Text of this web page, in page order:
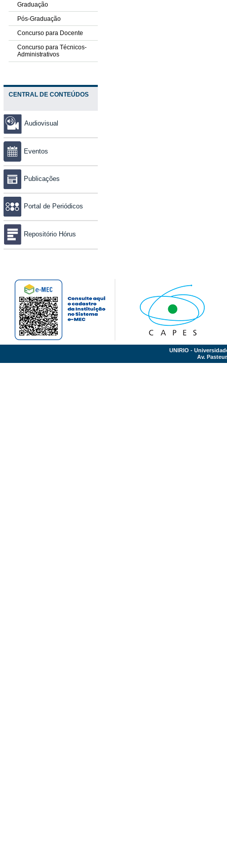
Graduação
Pós-Graduação
Concurso para Docente
Concurso para Técnicos-
Administrativos
CENTRAL DE CONTEÚDOS
Audiovisual
Eventos
Publicações
Portal de Periódicos
Repositório Hórus
UNIRIO -
Av.